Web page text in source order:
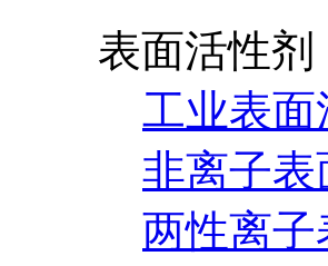
表面活性剂
工业表面
非离子表
两性离